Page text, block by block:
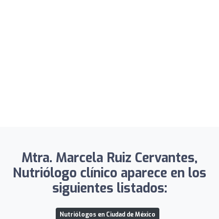
Mtra. Marcela Ruiz Cervantes,
Nutriólogo clínico aparece en los
siguientes listados:
Nutriólogos en Ciudad de México